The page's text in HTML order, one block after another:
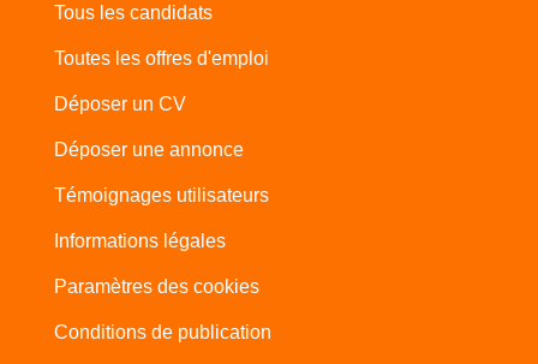
Tous les candidats
Toutes les offres d'emploi
Déposer un CV
Déposer une annonce
Témoignages utilisateurs
Informations légales
Paramètres des cookies
Conditions de publication